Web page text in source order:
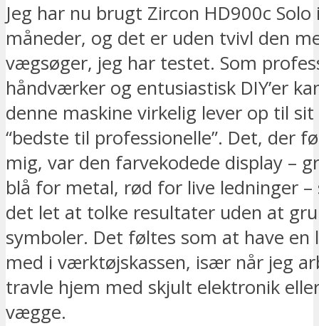
Jeg har nu brugt Zircon HD900c Solo
måneder, og det er uden tvivl den
vægsøger, jeg har testet. Som
håndværker og entusiastisk DIY’er
denne maskine virkelig lever op til
“bedste til professionelle”. Det, der
mig, var den farvekodede display –
blå for metal, rød for live ledninger
det let at tolke resultater uden at
symboler. Det føltes som at have en
med i værktøjskassen, især når jeg
travle hjem med skjult elektronik
vægge.